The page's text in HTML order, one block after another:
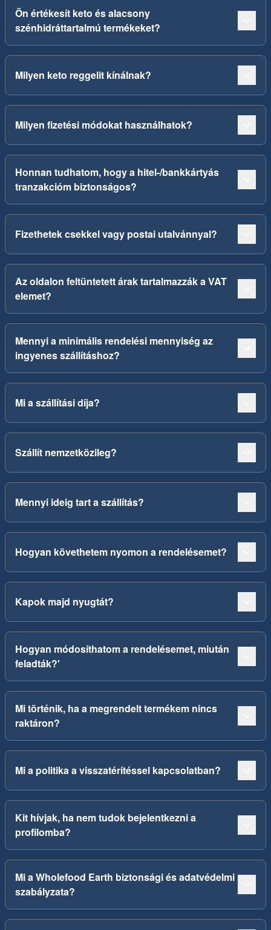
Ön értékesít keto és alacsony
szénhidráttartalmú termékeket?
Milyen keto reggelit kínálnak?
Milyen fizetési módokat használhatok?
Honnan tudhatom, hogy a hitel-/bankkártyás
tranzakcióm biztonságos?
Fizethetek csekkel vagy postai utalvánnyal?
Az oldalon feltüntetett árak tartalmazzák a VAT
elemet?
Mennyi a minimális rendelési mennyiség az
ingyenes szállításhoz?
Mi a szállítási díja?
Szállít nemzetközileg?
Mennyi ideig tart a szállítás?
Hogyan követhetem nyomon a rendelésemet?
Kapok majd nyugtát?
Hogyan módosíthatom a rendelésemet, miután
feladták?'
Mi történik, ha a megrendelt termékem nincs
raktáron?
Mi a politika a visszatérítéssel kapcsolatban?
Kit hívjak, ha nem tudok bejelentkezni a
profilomba?
Mi a Wholefood Earth biztonsági és adatvédelmi
szabályzata?